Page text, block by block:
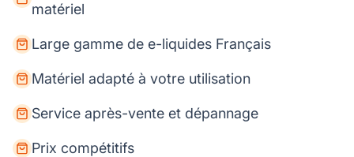
matériel
Large gamme de e-liquides Français
Matériel adapté à votre utilisation
Service après-vente et dépannage
Prix compétitifs